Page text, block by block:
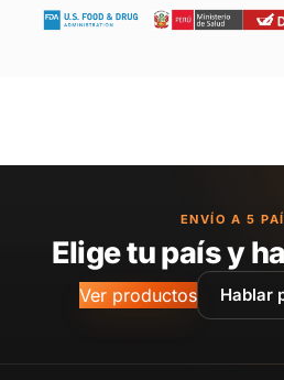
ENVÍO A 5
Elige tu país y
Ver productos Hablar